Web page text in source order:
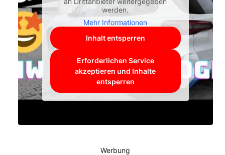
werden.
Mehr Informationen
Inhalt entsperren
Erforderlichen Service
akzeptieren und Inhalte
entsperren
Werbung